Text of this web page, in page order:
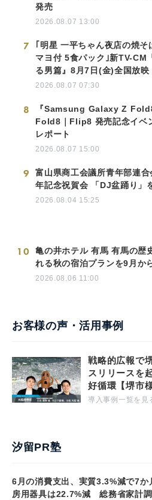
発売
2026.08.07 13:00
7
｢明星 一平ちゃん夜店の焼
マヨ付 5食パック｣新TV-CM
る男篇』8月7日(金)全国放映
2026.08.07 07:30
8
『Samsung Galaxy Z
Fold8｜Flip8 発売記念イベ
レポート
2026.08.07 15:00
9
富山県商工会議所青年部連
年記念祝賀会 「DJ盆踊り」
2026.08.04 15:25
10
亀の井ホテル 有馬 有馬の歴
れる秋の宿泊プランを9月か
2026.08.06 11:00
お客様の声・活用事例
戦略的広報で
スリリースを
好循環【堺市様
導入事例一覧を見
汐留PR塾
6月の消費支出、実質3.3%減で7
房用器具は22.7%減 総務省家計